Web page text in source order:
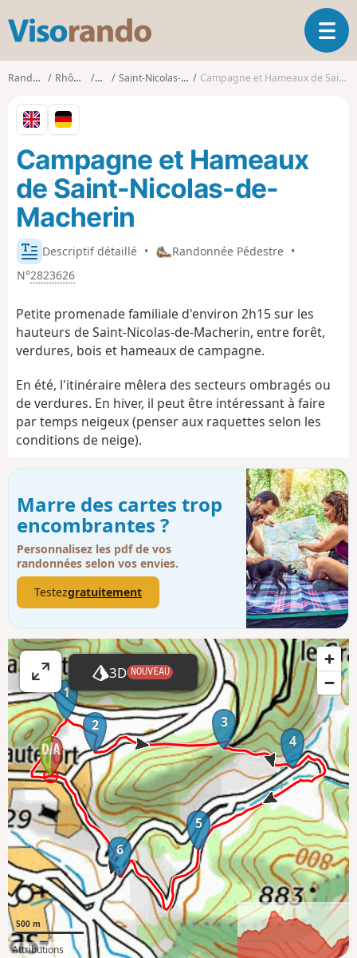
s
o
o
O
u
v
Randonnées Rhône-Alpes IsèreSaint-Nicolas-de-Macherin Campagne et Hameaux de Saint-Nicolas-de-Macherin
Descriptif détaillé • Randonnée Pédestre •
N°2823626
Campagne et Hameaux
de Saint-Nicolas-de-
Macherin
Petite promenade familiale d'environ 2h15 sur les
hauteurs de Saint-Nicolas-de-Macherin, entre forêt,
verdures, bois et hameaux de campagne.
En été, l'itinéraire mêlera des secteurs ombragés ou
de verdures. En hiver, il peut être intéressant à faire
par temps neigeux (penser aux raquettes selon les
conditions de neige).
Marre des cartes trop
encombrantes ?
Personnalisez les pdf de vos
randonnées selon vos envies.
Testezgratuitement
A
ff
i
c
h
e
r
l
a
c
a
r
t
e
3D NOUVEAU
1
2
3
4
5
6
500 m
Attributions